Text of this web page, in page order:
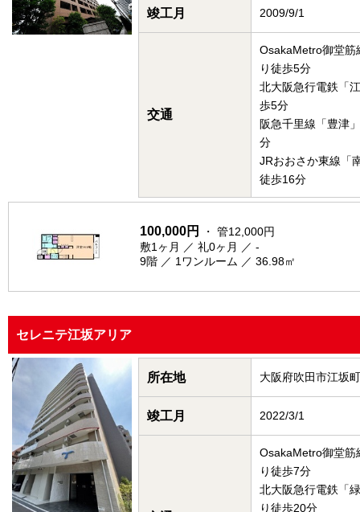
竣工月 2009/9/1
交通
OsakaMetro御堂筋
り徒歩5分
北大阪急行電鉄「
歩5分
阪急千里線「豊津
分
JRおおさか東線「
徒歩16分
100,000円
・ 管12,000円
敷1ヶ月 ／ 礼0ヶ月 ／ -
9階 ／ 1ワンルーム ／ 36.98㎡
セレニテ江坂アリア
所在地 大阪府吹田市江坂町
竣工月 2022/3/1
OsakaMetro御堂筋
り徒歩7分
北大阪急行電鉄「
り徒歩20分